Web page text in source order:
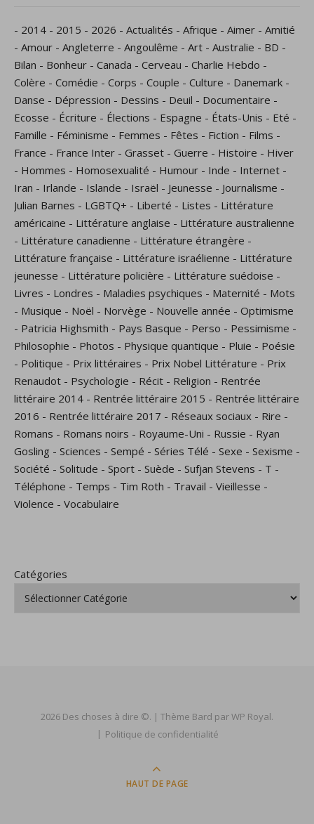
- 2014 - 2015 - 2026 - Actualités - Afrique - Aimer - Amitié
- Amour - Angleterre - Angoulême - Art - Australie - BD -
Bilan - Bonheur - Canada - Cerveau - Charlie Hebdo -
Colère - Comédie - Corps - Couple - Culture - Danemark -
Danse - Dépression - Dessins - Deuil - Documentaire -
Ecosse - Écriture - Élections - Espagne - États-Unis - Eté -
Famille - Féminisme - Femmes - Fêtes - Fiction - Films -
France - France Inter - Grasset - Guerre - Histoire - Hiver
- Hommes - Homosexualité - Humour - Inde - Internet -
Iran - Irlande - Islande - Israël - Jeunesse - Journalisme -
Julian Barnes - LGBTQ+ - Liberté - Listes - Littérature
américaine - Littérature anglaise - Littérature australienne
- Littérature canadienne - Littérature étrangère -
Littérature française - Littérature israélienne - Littérature
jeunesse - Littérature policière - Littérature suédoise -
Livres - Londres - Maladies psychiques - Maternité - Mots
- Musique - Noël - Norvège - Nouvelle année - Optimisme
- Patricia Highsmith - Pays Basque - Perso - Pessimisme -
Philosophie - Photos - Physique quantique - Pluie - Poésie
- Politique - Prix littéraires - Prix Nobel Littérature - Prix
Renaudot - Psychologie - Récit - Religion - Rentrée
littéraire 2014 - Rentrée littéraire 2015 - Rentrée littéraire
2016 - Rentrée littéraire 2017 - Réseaux sociaux - Rire -
Romans - Romans noirs - Royaume-Uni - Russie - Ryan
Gosling - Sciences - Sempé - Séries Télé - Sexe - Sexisme -
Société - Solitude - Sport - Suède - Sufjan Stevens - T -
Téléphone - Temps - Tim Roth - Travail - Vieillesse -
Violence - Vocabulaire
Catégories
2026 Des choses à dire ©. | Thème Bard parWP Royal.
Politique de confidentialité
HAUT DE PAGE